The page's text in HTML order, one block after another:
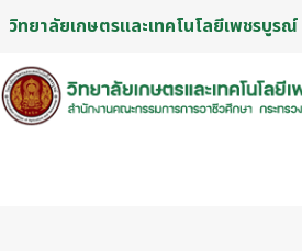
วิทยาลัยเกษตรและเทคโนโลยีเพชรบูรณ์